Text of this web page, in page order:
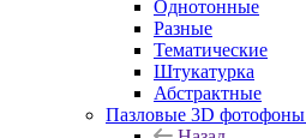
Однотонные
Разные
Тематические
Штукатурка
Абстрактные
Пазловые 3D фотофоны